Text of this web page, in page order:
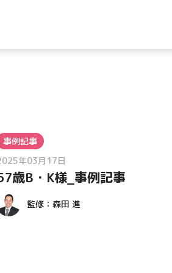
事例記事
年03月17日
歳B・K様_事例記事
監修： 森田 進